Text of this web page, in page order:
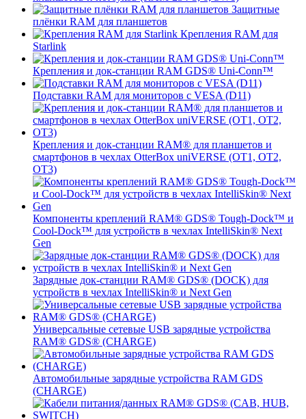
Защитные
плёнки RAM для планшетов
Крепления RAM для
Starlink
Крепления и док-станции RAM GDS® Uni-Conn™
Подставки RAM для мониторов с VESA (D11)
Крепления и док-станции RAM® для планшетов и
смартфонов в чехлах OtterBox uniVERSE (OT1, OT2,
OT3)
Компоненты креплений RAM® GDS® Tough-Dock™ и
Cool-Dock™ для устройств в чехлах IntelliSkin® Next
Gen
Зарядные док-станции RAM® GDS® (DOCK) для
устройств в чехлах IntelliSkin® и Next Gen
Универсальные сетевые USB зарядные устройства
RAM® GDS® (CHARGE)
Автомобильные зарядные устройства RAM GDS
(CHARGE)